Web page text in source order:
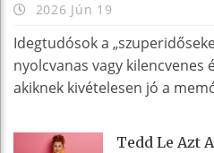
2026 Jún 19
Idegtudósok a
nyolcvanas vagy kilencvenes
akiknek kivételesen jó a
Tedd Le Azt